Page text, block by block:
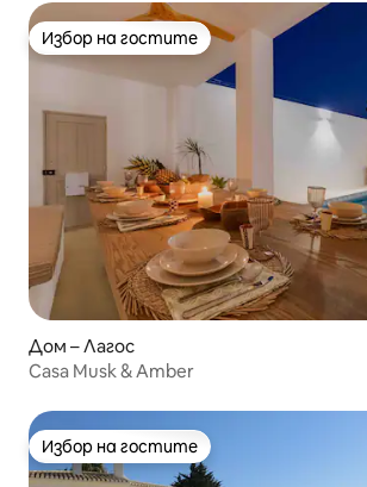
Избор на гостите
Избор на гостите
Дом – Лагос
Casa Musk & Amber
Избор на гостите
Избор на гостите